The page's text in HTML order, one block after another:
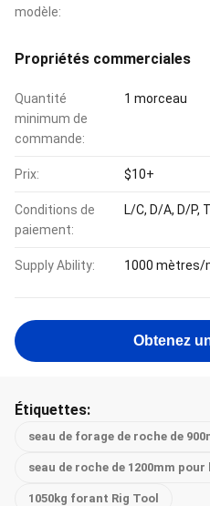
modèle:
Propriétés commerciales
Quantité
minimum de
commande:
1 morceau
Prix: $10+
Conditions de
paiement:
L/C, D/A, D/P,
Supply Ability: 1000 mètres/
Obtenez
Étiquettes:
seau de forage de roche de
seau de roche de 1200mm
1050kg forant Rig Tool